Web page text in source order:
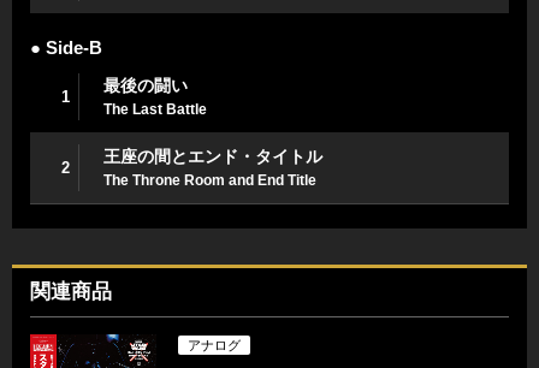
● Side-B
1
最後の闘い
The Last Battle
2
王座の間とエンド・タイトル
The Throne Room and End Title
関連商品
アナログ